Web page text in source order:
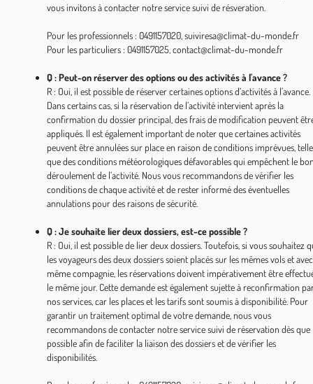
vous invitons à contacter notre service suivi de résveration.
Pour les professionnels : 0491157020, suiviresa@climat-du-monde.fr
Pour les particuliers : 0491157025, contact@climat-du-monde.fr
Q : Peut-on réserver des options ou des activités à l'avance ?
R : Oui, il est possible de réserver certaines options d’activités à l’avance.
Dans certains cas, si la réservation de l’activité intervient après la
confirmation du dossier principal, des frais de modification peuvent
appliqués. Il est également important de noter que certaines activités
peuvent être annulées sur place en raison de conditions imprévues,
que des conditions météorologiques défavorables qui empêchent le
déroulement de l’activité. Nous vous recommandons de vérifier les
conditions de chaque activité et de rester informé des éventuelles
annulations pour des raisons de sécurité.
Q : Je souhaite lier deux dossiers, est-ce possible ?
R : Oui, il est possible de lier deux dossiers. Toutefois, si vous souhaitez
les voyageurs des deux dossiers soient placés sur les mêmes vols et
même compagnie, les réservations doivent impérativement être
le même jour. Cette demande est également sujette à reconfirmation
nos services, car les places et les tarifs sont soumis à disponibilité. Pour
garantir un traitement optimal de votre demande, nous vous
recommandons de contacter notre service suivi de réservation dès que
possible afin de faciliter la liaison des dossiers et de vérifier les
disponibilités.